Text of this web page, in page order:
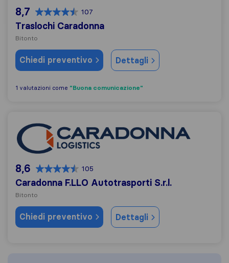
8,7 107
Traslochi Caradonna
Bitonto
Chiedi preventivo Dettagli
1 valutazioni come "Buona comunicazione"
Caradonna F.LLO Autotrasporti S.r.l.
8,6 105
Caradonna F.LLO Autotrasporti S.r.l.
Bitonto
Chiedi preventivo Dettagli